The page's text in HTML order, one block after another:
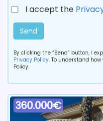
I accept the
Send
By clicking the “Send” button, I
Privacy Policy. To understand
Policy.
360.000€